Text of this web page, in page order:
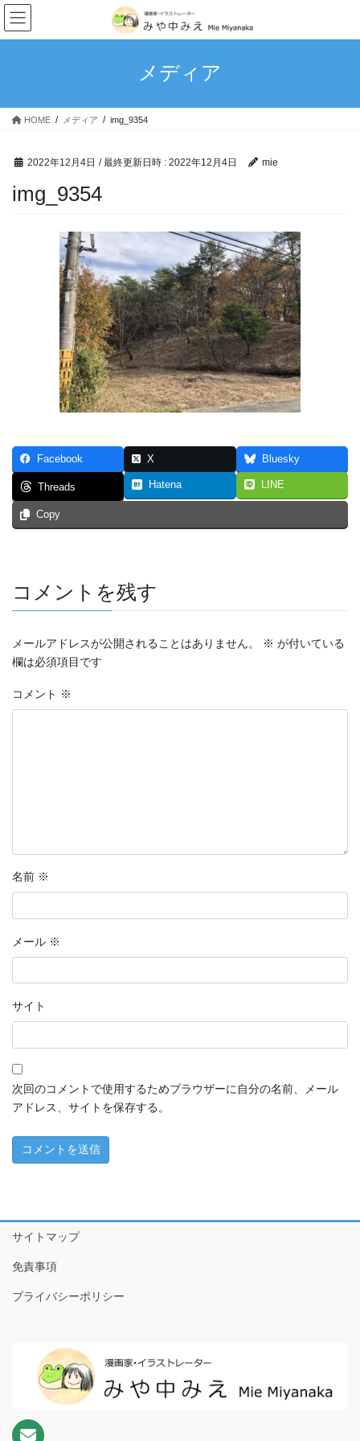
コ
ン
テ
ス
ナ
ビ
ゲ
ン
メディア
HOME メディア img_9354
2022年12月4日 / 最終更新日時 : 2022年12月4日 mie
img_9354
Facebook X Bluesky
Threads Hatena LINE
Copy
コメントを残す
メールアドレスが公開されることはありません。 ※ が付いている
欄は必須項目です
コメント ※
名前 ※
メール ※
サイト
次回のコメントで使用するためブラウザーに自分の名前、メール
アドレス、サイトを保存する。
サイトマップ
免責事項
プライバシーポリシー
我が家のキングダム史
次男・・・。
理想と現実…育児はやっぱ大変
甘えっ子長男
「100日後に完璧になる主婦」1~10日目
読み切りマンガ
4丁目の宇宙人～宇宙警察アンバラン～
MoonlightBlue
つなぐいし
つなぐいし １
つなぐいし ２
東京勝負旅行
4p漫画・最強の先輩
ステージ
トリガー２０１９
【短編マンガ】推しカード
ラッキーヘアー山田
花明かり
連載形式マンガ
ちこちゃんとともだち
ちこちゃんとともだち特別編～アマビエさんがやってきた！
～
1 ともだちが来た！
4 ともだちって
5 こわいもの、あるよね
6 だいじなもの
8 ♪♫♪
9 おりがみのぼうけんだ！